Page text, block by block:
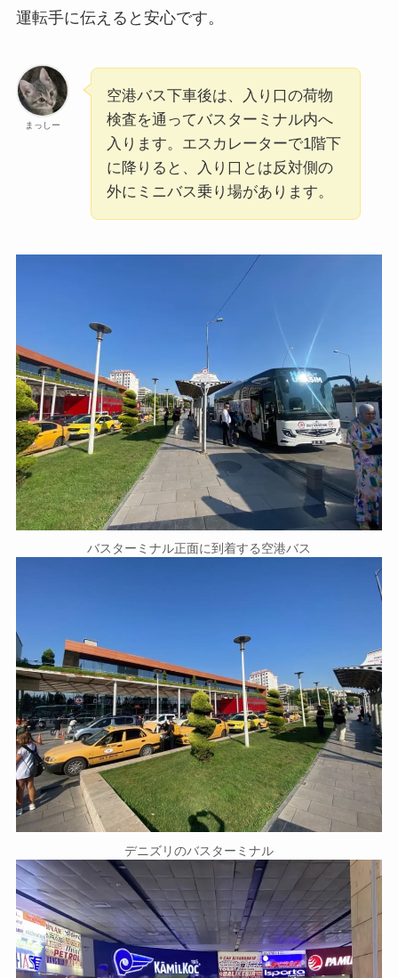
運転手に伝えると安心です。
まっしー
空港バス下車後は、入り口の荷物
検査を通ってバスターミナル内へ
入ります。エスカレーターで1階下
に降りると、入り口とは反対側の
外にミニバス乗り場があります。
バスターミナル正面に到着する空港バス
デニズリのバスターミナル